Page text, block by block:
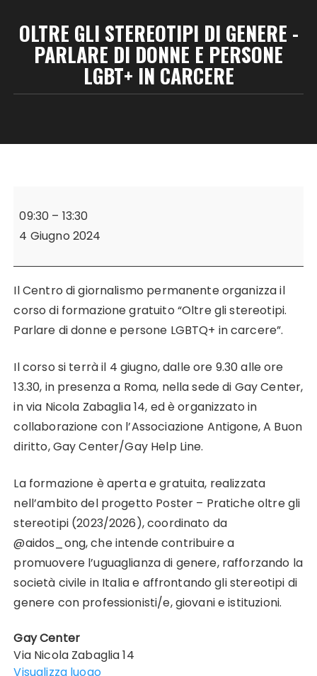
OLTRE GLI STEREOTIPI DI GENERE -
PARLARE DI DONNE E PERSONE
LGBT+ IN CARCERE
gli
Stereotipi
Genere
Parlare
di
Donne
persone
LGBT+
in
Carcere
09:30 – 13:30
4 Giugno 2024
Il Centro di giornalismo permanente organizza il
corso di formazione gratuito “Oltre gli stereotipi.
Parlare di donne e persone LGBTQ+ in carcere”.
Il corso si terrà il 4 giugno, dalle ore 9.30 alle ore
13.30, in presenza a Roma, nella sede di Gay Center,
in via Nicola Zabaglia 14, ed è organizzato in
collaborazione con l’Associazione Antigone, A Buon
diritto, Gay Center/Gay Help Line.
La formazione è aperta e gratuita, realizzata
nell’ambito del progetto Poster – Pratiche oltre gli
stereotipi (2023/2026), coordinato da
@aidos_ong, che intende contribuire a
promuovere l’uguaglianza di genere, rafforzando la
società civile in Italia e affrontando gli stereotipi di
genere con professionisti/e, giovani e istituzioni.
Gay Center
Via Nicola Zabaglia 14
Visualizza luogo